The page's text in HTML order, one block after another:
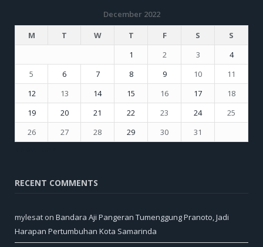
December 2022
M
T W T F S
S
1
2 3
4
5
6 7 8 9 10
11
12
13 14 15 16 17
18
19
20 21 22 23 24
25
26
27 28 29 30
31
RECENT COMMENTS
mylesat on Bandara Aji Pangeran Tumenggung Pranoto, Jadi
Harapan Pertumbuhan Kota Samarinda